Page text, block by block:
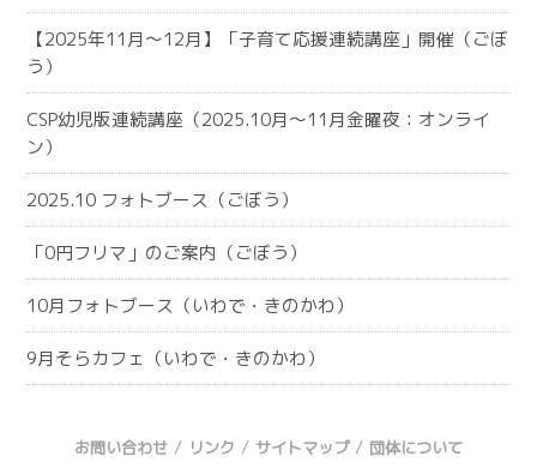
【2025年11月～12月】「子育て応援連続講座」開催（ごぼ
う）
CSP幼児版連続講座（2025.10月～11月金曜夜：オンライ
ン）
2025.10 フォトブース（ごぼう）
「0円フリマ」のご案内（ごぼう）
10月フォトブース（いわで・きのかわ）
9月そらカフェ（いわで・きのかわ）
お問い合わせ / リンク / サイトマップ / 団体について